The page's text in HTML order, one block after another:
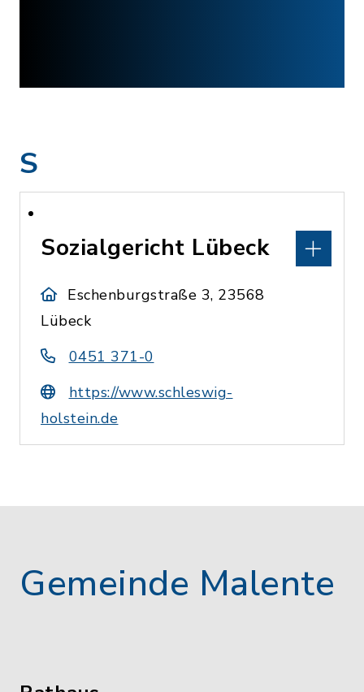
S
Sozialgericht Lübeck
Eschenburgstraße 3, 23568
Lübeck
0451 371-0
https://www.schleswig-
holstein.de
Gemeinde Malente